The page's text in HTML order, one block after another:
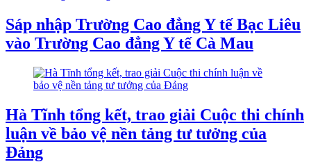
Sáp nhập Trường Cao đẳng Y tế Bạc Liêu
vào Trường Cao đẳng Y tế Cà Mau
Hà Tĩnh tổng kết, trao giải Cuộc thi chính
luận về bảo vệ nền tảng tư tưởng của
Đảng